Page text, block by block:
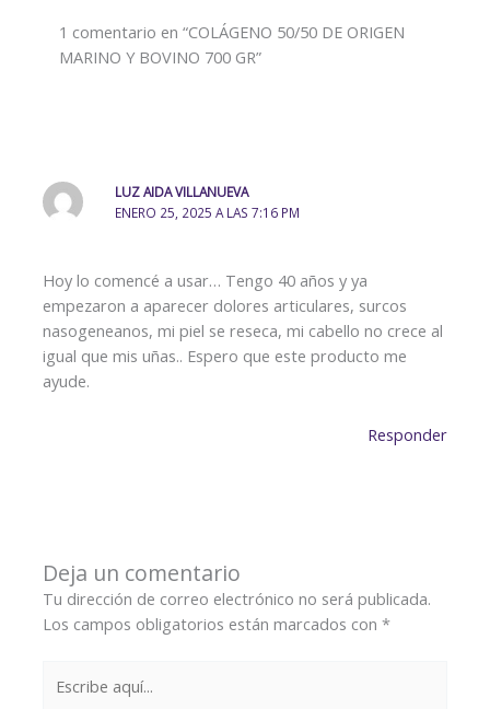
1 comentario en “COLÁGENO 50/50 DE ORIGEN
MARINO Y BOVINO 700 GR”
LUZ AIDA VILLANUEVA
ENERO 25, 2025 A LAS 7:16 PM
Hoy lo comencé a usar… Tengo 40 años y ya
empezaron a aparecer dolores articulares, surcos
nasogeneanos, mi piel se reseca, mi cabello no crece al
igual que mis uñas.. Espero que este producto me
ayude.
Responder
Deja un comentario
Tu dirección de correo electrónico no será publicada.
Los campos obligatorios están marcados con*
aquí...